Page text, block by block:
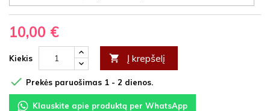
10,00 €
Kiekis  Į krepšelį
 Prekės paruošimas 1 - 2 dienos.
Klauskite apie produktą per WhatsApp